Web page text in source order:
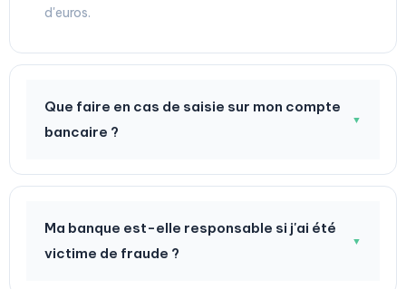
d'euros.
Que faire en cas de saisie sur mon compte
bancaire ?
▼
Ma banque est-elle responsable si j'ai été
victime de fraude ?
▼